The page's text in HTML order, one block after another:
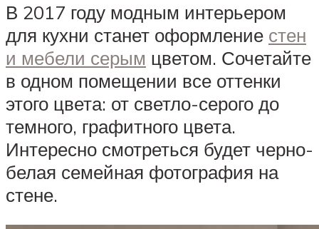
В 2017 году модным интерьером
для кухни станет оформление стен
и мебели серым цветом. Сочетайте
в одном помещении все оттенки
этого цвета: от светло-серого до
темного, графитного цвета.
Интересно смотреться будет черно-
белая семейная фотография на
стене.